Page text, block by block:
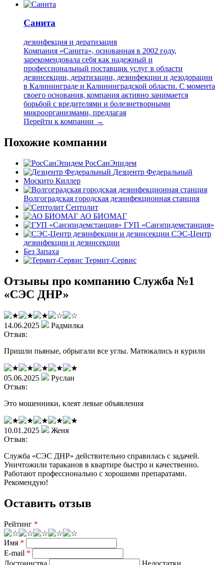
Санита
дезинфекция и дератизация
Компания «Санита», основанная в 2002 году,
зарекомендовала себя как надежный и
профессиональный поставщик услуг в области
дезинсекции, дератизации, дезинфекции и дезодорации
в Калининграде и Калининградской области. С момента
своего основания, компания активно занимается
борьбой с вредителями и болезнетворными
микроорганизмами, предлагая
Перейти к компании →
Похожие компании
РосСанЭпидем
Дезцентр Федеральный
Москито Киллер
Волгоградская городская дезинфекционная станция
Септолит
АО БИОМАГ
ГУП «Санэпидемстанция»
СЭС-Центр
дезинфекции и дезинсекции
Без Запаха
Термит-Сервис
Отзывы про компанию Служба №1
«СЭС ДНР»
14.06.2025
Радмилка
Отзыв:
Пришли пьяные, обрыгали все углы. Матюкались и курили
05.06.2025
Руслан
Отзыв:
Это мошенники, клеят левые объявления
10.01.2025
Женя
Отзыв:
Служба «СЭС ДНР» действительно справилась с задачей.
Уничтожили тараканов в квартире быстро и качественно.
Работают профессионально с хорошими препаратами.
Рекомендую!
Оставить отзыв
Рейтинг *
Имя *
E-mail *
Достоинства
Недостатки